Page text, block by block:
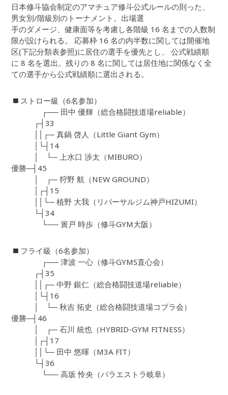
日本修斗協会制定のアマチュア修斗公式ルールの則った、
男女別/階級別のトーナメント。出場選
手のダメージ、健康面等を考慮し各階級 16 名までの人数制
限が設けられる。 応募枠 16 名の内半数に関しては開催地
区(下記分類表参照)に居住の選手を優先とし、 公式戦績順
に 8 名を選出。残りの 8 名に関しては居住地に関係なく全
ての選手から公式戦績順に選出される。
ストロー級（6名参加）
┌── 田中 優輝（総合格闘技道場reliable）
┌┤33
││┌─ 真鍋 啓人（Little Giant Gym）
│└┤14
│ └─ 上水口 渉太（MIBURO）
優勝─┤45
│ ┌─ 狩野 航（NEW GROUND）
│┌┤15
││└─ 植野 大我（リバーサルジム神戸HIZUMI）
└┤34
└── 簀戸 時歩（修斗GYM大阪）
フライ級（6名参加）
┌── 津波 一心（修斗GYMS直心会）
┌┤35
││┌─ 中野 銀仁（総合格闘技道場reliable）
│└┤16
│ └─ 秋吉 拓史（総合格闘技道場コブラ会）
優勝─┤46
│ ┌─ 石川 統也（HYBRID-GYM FITNESS）
│┌┤17
││└─ 田中 悠暉（M3A FIT）
└┤36
└── 高坂 怜央（パラエストラ岐阜）